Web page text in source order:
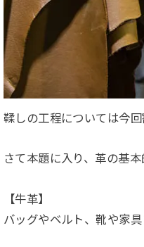
鞣しの工程については今
さて本題に入り、革の基
【牛革】
バッグやベルト、靴や家